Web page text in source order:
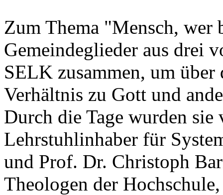
Zum Thema "Mensch, wer
Gemeindeglieder aus drei
SELK zusammen, um über
Verhältnis zu Gott und
Durch die Tage wurden
Lehrstuhlinhaber für
und Prof. Dr. Christoph
Theologen der